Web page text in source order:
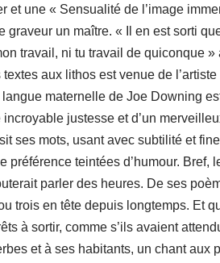
et une « Sensualité de l’image
graveur un maître. « Il en est sorti
travail, ni tu travail de quiconque »
textes aux lithos est venue de
maternelle de Joe Downing
justesse et d’un
ses mots, usant avec subtilité et
préférence teintées d’humour. Bref,
parler des heures. De ses
trois en tête depuis longtemps. Et
à sortir, comme s’ils avaient
et à ses habitants, un chant aux